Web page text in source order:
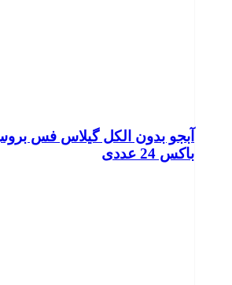
باکس 24 عددی